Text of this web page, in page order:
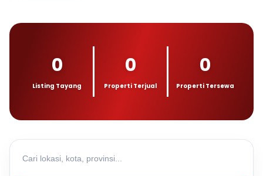
0
Listing Tayang
0
Properti Terjual
0
Properti Tersewa